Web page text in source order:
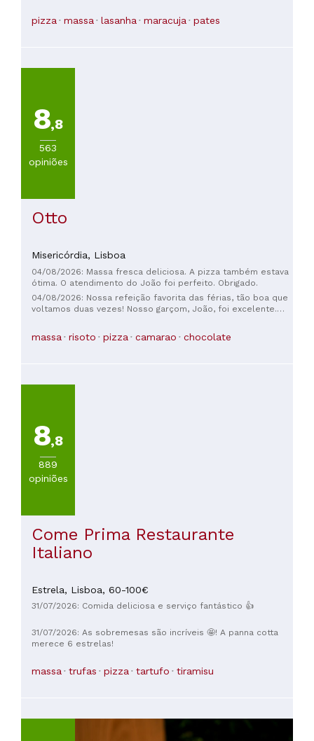
pizza massa lasanha maracuja pates
8,8
563
opiniões
Otto
Misericórdia, Lisboa
04/08/2026: Massa fresca deliciosa. A pizza também estava
ótima. O atendimento do João foi perfeito. Obrigado.
04/08/2026: Nossa refeição favorita das férias, tão boa que
voltamos duas vezes! Nosso garçom, João, foi excelente.
maravilhosa. O bolonhesa estava fantástico!
massa risoto pizza camarao chocolate
8,8
889
opiniões
Come Prima Restaurante
Italiano
Estrela, Lisboa, 60-100€
31/07/2026: Comida deliciosa e serviço fantástico 👍
31/07/2026: As sobremesas são incríveis 🤩! A panna cotta
merece 6 estrelas!
massa trufas pizza tartufo tiramisu